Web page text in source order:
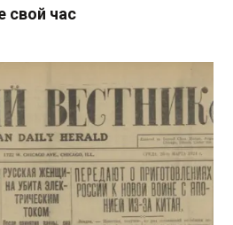
свой час